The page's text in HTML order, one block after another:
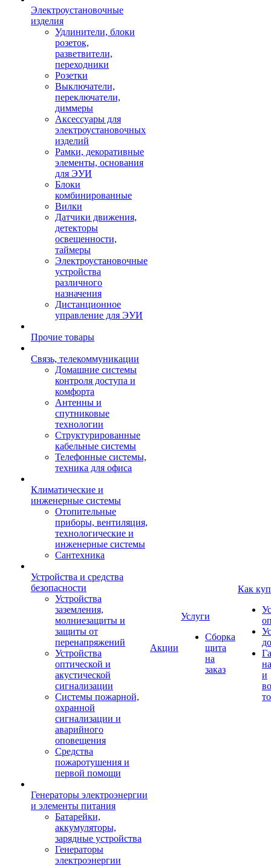
Электроустановочные
изделия
Удлинители, блоки
розеток,
разветвители,
переходники
Розетки
Выключатели,
переключатели,
диммеры
Аксессуары для
электроустановочных
изделий
Рамки, декоративные
элементы, основания
для ЭУИ
Блоки
комбинированные
Вилки
Датчики движения,
детекторы
освещенности,
таймеры
Электроустановочные
устройства
различного
назначения
Дистанционное
управление для ЭУИ
Прочие товары
Связь, телекоммуникации
Домашние системы
контроля доступа и
комфорта
Антенны и
спутниковые
технологии
Структурированные
кабельные системы
Телефонные системы,
техника для офиса
Климатические и
инженерные системы
Отопительные
приборы, вентиляция,
технологические и
инженерные системы
Сантехника
Устройства и средства
безопасности
Устройства
заземления,
молниезащиты и
защиты от
перенапряжений
Устройства
оптической и
акустической
сигнализации
Системы пожарной,
охранной
сигнализации и
аварийного
оповещения
Средства
пожаротушения и
первой помощи
Генераторы электроэнергии
и элементы питания
Батарейки,
аккумуляторы,
зарядные устройства
Генераторы
электроэнергии
Акции
Услуги
Сборка
щита
на
заказ
Как
и